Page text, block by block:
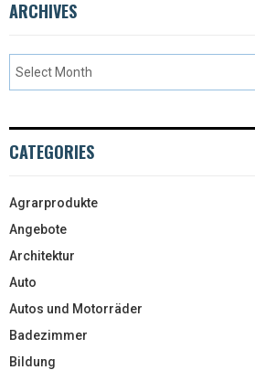
ARCHIVES
CATEGORIES
Agrarprodukte
Angebote
Architektur
Auto
Autos und Motorräder
Badezimmer
Bildung